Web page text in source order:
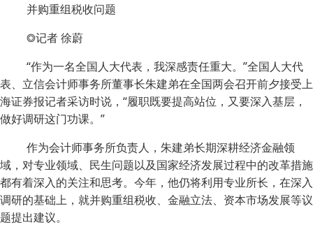
并购重组税收问题
◎记者 徐蔚
“作为一名全国人大代表，我深感责任重大。”全国人大代
表、立信会计师事务所董事长朱建弟在全国两会召开前夕接受上
海证券报记者采访时说，“履职既要提高站位，又要深入基层，
做好调研这门功课。”
作为会计师事务所负责人，朱建弟长期深耕经济金融领
域，对专业领域、民生问题以及国家经济发展过程中的改革措施
都有着深入的关注和思考。今年，他仍将利用专业所长，在深入
调研的基础上，就并购重组税收、金融立法、资本市场发展等议
题提出建议。